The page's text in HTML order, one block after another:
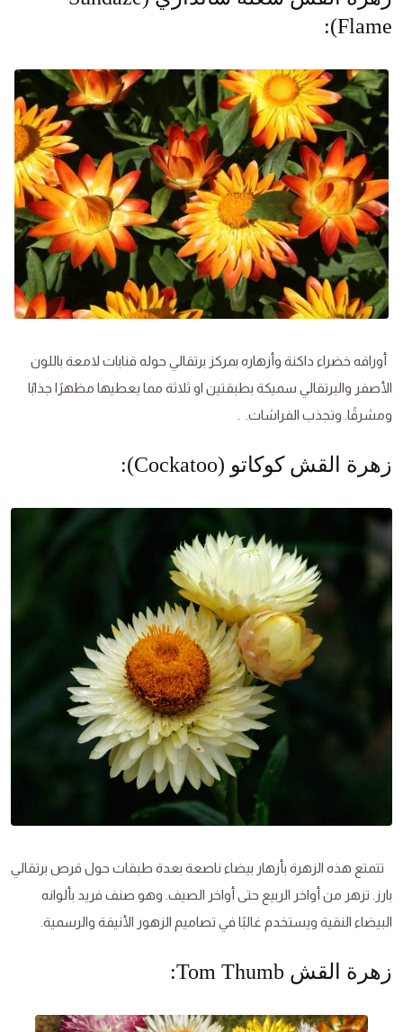
Flame):
أوراقه خضراء داكنة وأزهاره بمركز برتقالي حوله قنابات لامعة باللون
الأصفر والبرتقالي سميكة بطبقتين او ثلاثة مما يعطيها مظهرًا جذابًا
ومشرقًا. وتجذب الفراشات. .
زهرة القش كوكاتو (Cockatoo):
تتمتع هذه الزهرة بأزهار بيضاء ناصعة بعدة طبقات حول قرص برتقالي
بارز. تزهر من أواخر الربيع حتى أواخر الصيف. وهو صنف فريد بألوانه
البيضاء النقية ويستخدم غالبًا في تصاميم الزهور الأنيقة والرسمية.
زهرة القش Tom Thumb: